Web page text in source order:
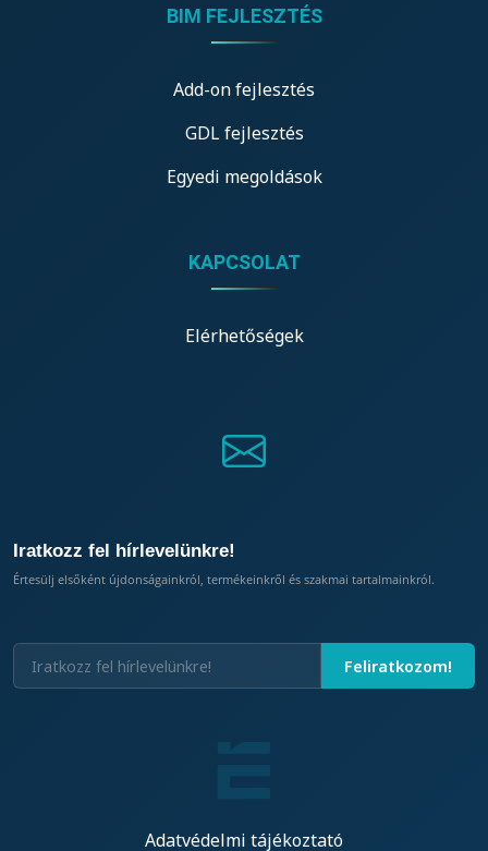
BIM FEJLESZTÉS
Add-on fejlesztés
GDL fejlesztés
Egyedi megoldások
KAPCSOLAT
Elérhetőségek
Iratkozz fel hírlevelünkre!
Értesülj elsőként újdonságainkról, termékeinkről és szakmai tartalmainkról.
Adatvédelmi tájékoztató